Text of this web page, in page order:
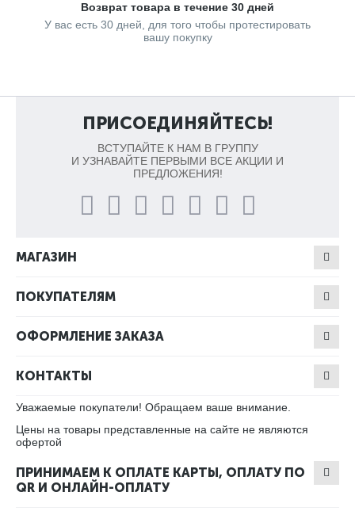
Возврат товара в течение 30 дней
У вас есть 30 дней, для того чтобы протестировать
вашу покупку
ПРИСОЕДИНЯЙТЕСЬ!
ВСТУПАЙТЕ К НАМ В ГРУППУ
И УЗНАВАЙТЕ ПЕРВЫМИ ВСЕ АКЦИИ И
ПРЕДЛОЖЕНИЯ!
МАГАЗИН
ПОКУПАТЕЛЯМ
ОФОРМЛЕНИЕ ЗАКАЗА
КОНТАКТЫ
Уважаемые покупатели! Обращаем ваше внимание.
Цены на товары представленные на сайте не являются
офертой
ПРИНИМАЕМ К ОПЛАТЕ КАРТЫ, ОПЛАТУ ПО
QR И ОНЛАЙН-ОПЛАТУ